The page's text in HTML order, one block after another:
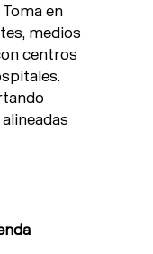
en
medios
centros